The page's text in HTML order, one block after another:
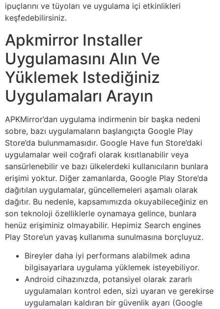
ipuçlarını ve tüyoları ve uygulama içi etkinlikleri
keşfedebilirsiniz.
Apkmirror Installer
Uygulamasını Alın Ve
Yüklemek Istediğiniz
Uygulamaları Arayın
APKMirror’dan uygulama indirmenin bir başka nedeni
sobre, bazı uygulamaların başlangıçta Google Play
Store’da bulunmamasıdır. Google Have fun Store’daki
uygulamalar weil coğrafi olarak kısıtlanabilir veya
sansürlenebilir ve bazı ülkelerdeki kullanıcıların bunlara
erişimi yoktur. Diğer zamanlarda, Google Play Store’da
dağıtılan uygulamalar, güncellemeleri aşamalı olarak
dağıtır. Bu nedenle, kapsamımızda okuyabileceğiniz en
son teknoloji özelliklerle oynamaya gelince, bunlara
henüz erişiminiz olmayabilir. Hepimiz Search engines
Play Store’un yavaş kullanıma sunulmasına borçluyuz.
Bireyler daha iyi performans alabilmek adına
bilgisayarlara uygulama yüklemek isteyebiliyor.
Android cihazınızda, potansiyel olarak zararlı
uygulamaları kontrol eden, sizi uyaran ve gerekirse
uygulamaları kaldıran bir güvenlik ayarı (Google